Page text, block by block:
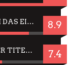
CÉSAR FÜR JIM CARREY? WARUM DAS EINER DER NERVIGSTEN ACTORS IST UND BLEIBT 8.9
JING JING: IN-THAI RÄUMT WIEDER TITEL AB – EIN ZWEI-STUNDEN-ERLEBNISBERICHT 7.4